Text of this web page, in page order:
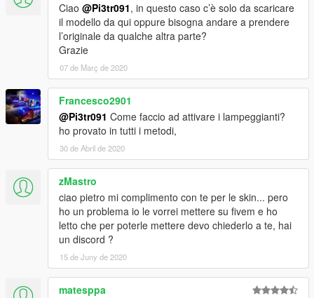
Ciao @Pi3tr091, in questo caso c’è solo da scaricare
il modello da qui oppure bisogna andare a prendere
l’originale da qualche altra parte?
Grazie
07 de Març de 2020
Francesco2901
@Pi3tr091 Come faccio ad attivare i lampeggianti?
ho provato in tutti i metodi,
30 de Abril de 2020
zMastro
ciao pietro mi complimento con te per le skin... pero
ho un problema io le vorrei mettere su fivem e ho
letto che per poterle mettere devo chiederlo a te, hai
un discord ?
15 de Juny de 2020
matesppa